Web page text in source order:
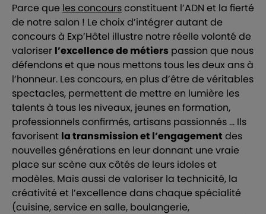
Parce que les concoursconstituent l’ADN et la fierté
de notre salon ! Le choix d’intégrer autant de
concours à Exp’Hôtel illustre notre réelle volonté de
valoriser l’excellence de métiers passion que nous
défendons et que nous mettons tous les deux ans à
l’honneur. Les concours, en plus d’être de véritables
spectacles, permettent de mettre en lumière les
talents à tous les niveaux, jeunes en formation,
professionnels confirmés, artisans passionnés … Ils
favorisent la transmission et l’engagement des
nouvelles générations en leur donnant une vraie
place sur scène aux côtés de leurs idoles et
modèles. Mais aussi de valoriser la technicité, la
créativité et l’excellence dans chaque spécialité
(cuisine, service en salle, boulangerie,